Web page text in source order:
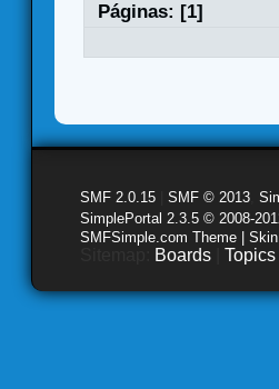
Páginas: [1]
SMF 2.0.15 SMF © 2013
SimplePortal 2.3.5 © 2008-
SMFSimple.com Theme |
Boards Topics